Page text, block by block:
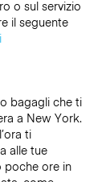
o sul servizio
il seguente
bagagli che ti
a New York.
ti
alle tue
poche ore in